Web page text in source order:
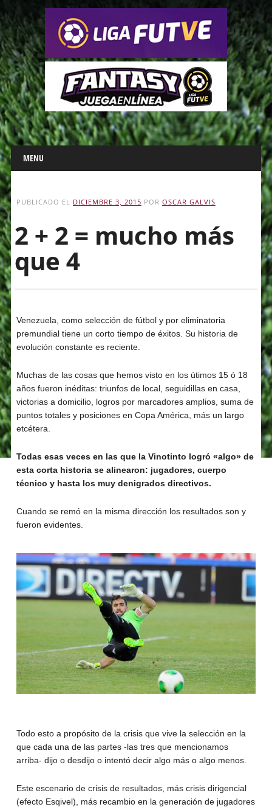
Main menu
Skip
to
content
MENU
PUBLICADO EL DICIEMBRE 3, 2015 POR OSCAR GALVIS
2 + 2 = mucho más
que 4
Venezuela, como selección de fútbol y por eliminatoria
premundial tiene un corto tiempo de éxitos. Su historia de
evolución constante es reciente.
Muchas de las cosas que hemos visto en los útimos 15 ó 18
años fueron inéditas: triunfos de local, seguidillas en casa,
victorias a domicilio, logros por marcadores amplios, suma de
puntos totales y posiciones en Copa América, más un largo
etcétera.
Todas esas veces en las que la Vinotinto logró «algo» de
esta corta historia se alinearon: jugadores, cuerpo
técnico y hasta los muy denigrados directivos.
Cuando se remó en la misma dirección los resultados son y
fueron evidentes.
Todo esto a propósito de la crisis que vive la selección en la
que cada una de las partes -las tres que mencionamos
arriba- dijo o desdijo o intentó decir algo más o algo menos.
Este escenario de crisis de resultados, más crisis dirigencial
(efecto Esqivel), más recambio en la generación de jugadores